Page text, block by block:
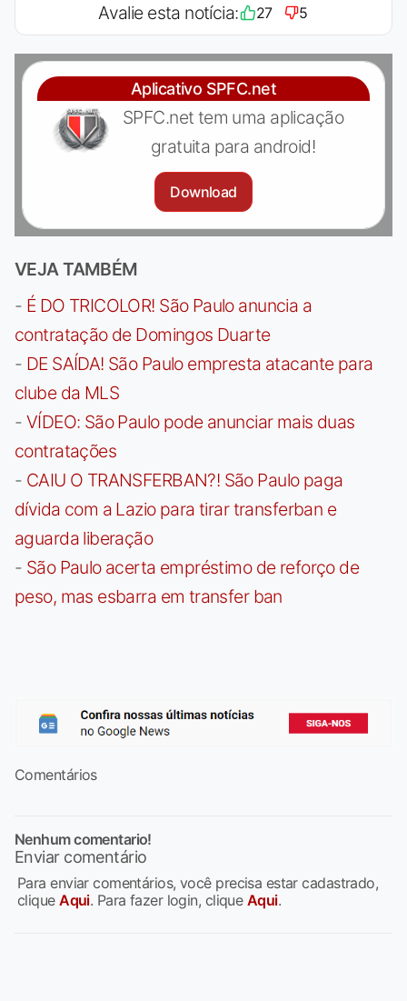
Avalie esta notícia: 27 5
Aplicativo SPFC.net
SPFC.net tem uma aplicação
gratuita para android!
Download
VEJA TAMBÉM
- É DO TRICOLOR! São Paulo anuncia a
contratação de Domingos Duarte
- DE SAÍDA! São Paulo empresta atacante para
clube da MLS
- VÍDEO: São Paulo pode anunciar mais duas
contratações
- CAIU O TRANSFERBAN?! São Paulo paga
dívida com a Lazio para tirar transferban e
aguarda liberação
- São Paulo acerta empréstimo de reforço de
peso, mas esbarra em transfer ban
Comentários
Nenhum comentario!
Enviar comentário
Para enviar comentários, você precisa estar cadastrado,
cliqueAqui. Para fazer login, clique Aqui.